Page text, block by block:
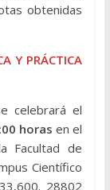
obtenidas
Y PRÁCTICA
celebrará el
horas en el
Facultad de
Científico
28802